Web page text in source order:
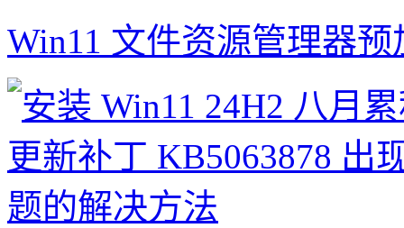
Win11 文件资源管理器